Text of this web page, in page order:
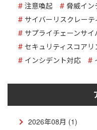
注意喚起 脅威イン
サイバーリスクレーテ
サプライチェーンサイ
セキュリティスコアリ
インシデント対応
2026年08月 (1)